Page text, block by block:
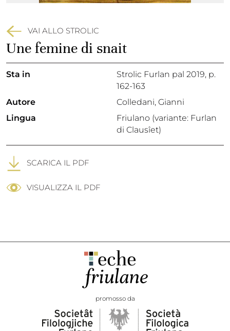
VAI ALLO STROLIC
Une femine di snait
Sta in Strolic Furlan pal 2019, p.
162-163
Autore
Colledani, Gianni
Lingua
Friulano (variante: Furlan
di Clausîet)
SCARICA IL PDF
VISUALIZZA IL PDF
promosso da